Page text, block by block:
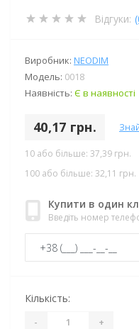
Відгуки:
Виробник: NEODIM
Модель: 0018
Наявність: Є в наявності
40,17 грн.
10 або більше: 37,39 грн.
100 або більше: 32,11 грн.
Купити в один
Введіть номер
Кількість:
- +